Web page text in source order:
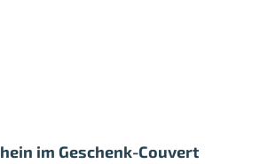
im Geschenk-Couvert